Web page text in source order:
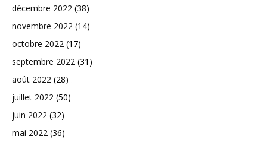
décembre 2022 (38)
novembre 2022 (14)
octobre 2022 (17)
septembre 2022 (31)
août 2022 (28)
juillet 2022 (50)
juin 2022 (32)
mai 2022 (36)